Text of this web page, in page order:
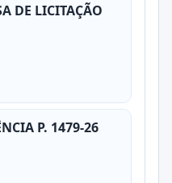
DE LICITAÇÃO
P. 1479-26